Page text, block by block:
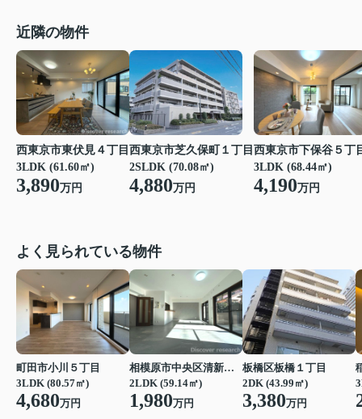
近隣の物件
西東京市東伏見４丁目
3LDK (61.60㎡)
3,890万円
西東京市芝久保町１丁目
2SLDK (70.08㎡)
4,880万円
西東京市下保谷５丁
3LDK (68.44㎡)
4,190万円
よく見られている物件
町田市小川５丁目
3LDK (80.57㎡)
4,680万円
相模原市中央区清新２丁目
2LDK (59.14㎡)
1,980万円
板橋区板橋１丁目
2DK (43.99㎡)
3,380万円